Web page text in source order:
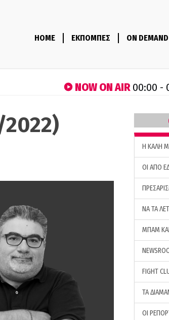
HOME ΕΚΠΟΜΠΕΣ ON DEMAND
NOW ON AIR00:00 -
H ΚΑΛΗ
ΟΙ ΑΠΟ
ΝΑ ΤΑ
ΜΠΑΜ
FIGHT
ΤΑ
ΟΙ